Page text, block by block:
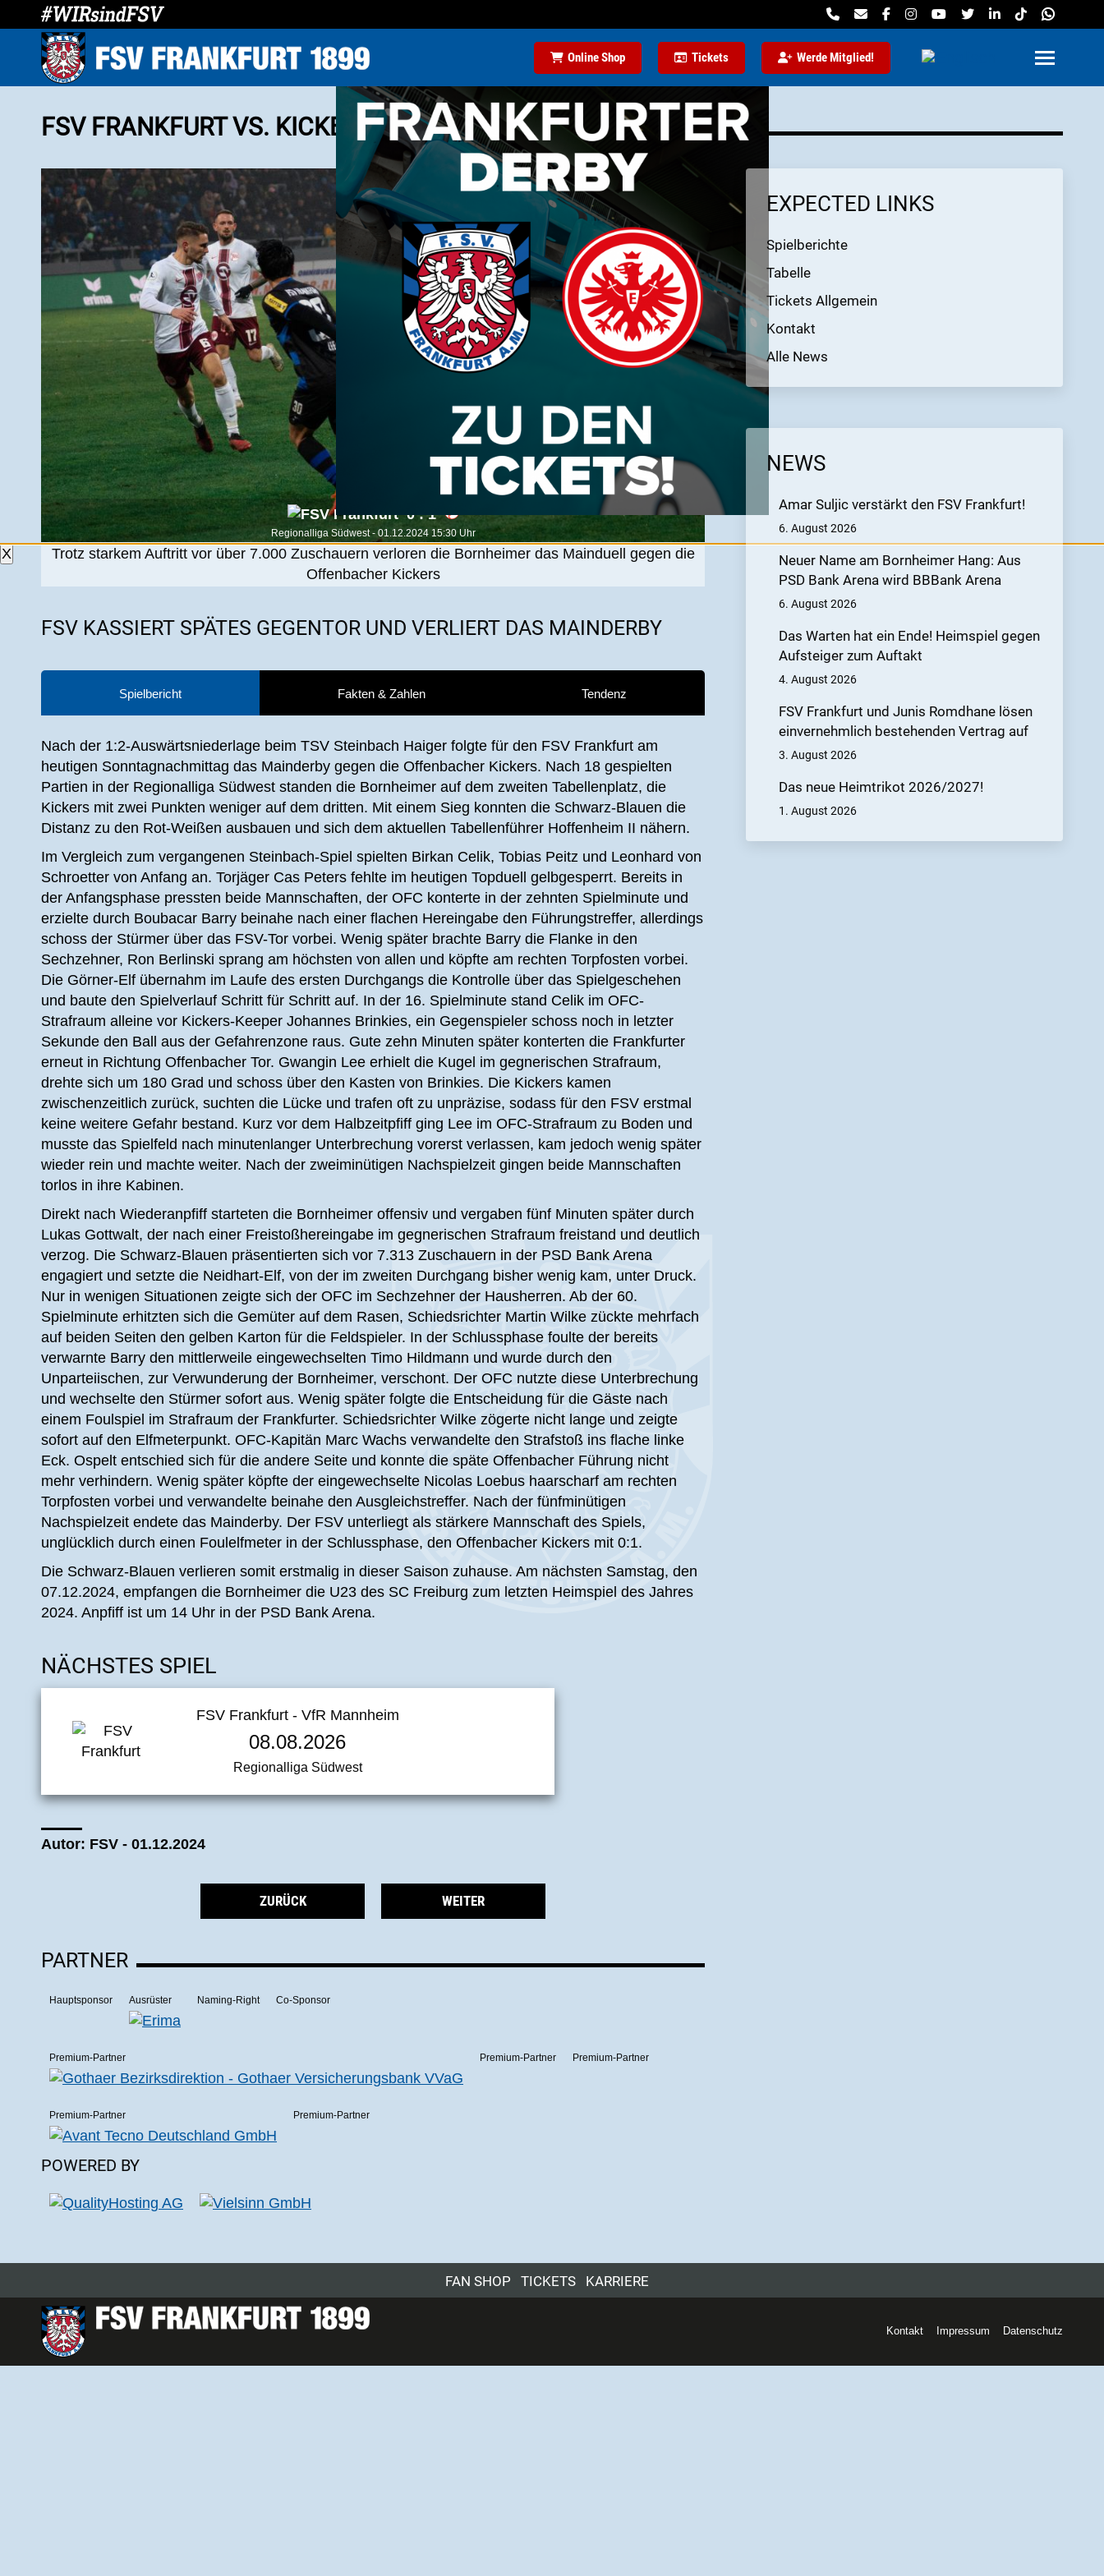
Online Shop Tickets Werde Mitglied!
FSV FRANKFURT VS. KICKERS OFFENBACH 0:1
0 : 1
Regionalliga Südwest - 01.12.2024 15:30 Uhr
Trotz starkem Auftritt vor über 7.000 Zuschauern verloren die Bornheimer das Mainduell gegen die
Offenbacher Kickers
FSV KASSIERT SPÄTES GEGENTOR UND VERLIERT DAS MAINDERBY
Spielbericht Fakten & Zahlen Tendenz
Nach der 1:2-Auswärtsniederlage beim TSV Steinbach Haiger folgte für den FSV Frankfurt am
heutigen Sonntagnachmittag das Mainderby gegen die Offenbacher Kickers. Nach 18 gespielten
Partien in der Regionalliga Südwest standen die Bornheimer auf dem zweiten Tabellenplatz, die
Kickers mit zwei Punkten weniger auf dem dritten. Mit einem Sieg konnten die Schwarz-Blauen die
Distanz zu den Rot-Weißen ausbauen und sich dem aktuellen Tabellenführer Hoffenheim II nähern.
Im Vergleich zum vergangenen Steinbach-Spiel spielten Birkan Celik, Tobias Peitz und Leonhard von
Schroetter von Anfang an. Torjäger Cas Peters fehlte im heutigen Topduell gelbgesperrt. Bereits in
der Anfangsphase pressten beide Mannschaften, der OFC konterte in der zehnten Spielminute und
erzielte durch Boubacar Barry beinahe nach einer flachen Hereingabe den Führungstreffer, allerdings
schoss der Stürmer über das FSV-Tor vorbei. Wenig später brachte Barry die Flanke in den
Sechzehner, Ron Berlinski sprang am höchsten von allen und köpfte am rechten Torpfosten vorbei.
Die Görner-Elf übernahm im Laufe des ersten Durchgangs die Kontrolle über das Spielgeschehen
und baute den Spielverlauf Schritt für Schritt auf. In der 16. Spielminute stand Celik im OFC-
Strafraum alleine vor Kickers-Keeper Johannes Brinkies, ein Gegenspieler schoss noch in letzter
Sekunde den Ball aus der Gefahrenzone raus. Gute zehn Minuten später konterten die Frankfurter
erneut in Richtung Offenbacher Tor. Gwangin Lee erhielt die Kugel im gegnerischen Strafraum,
drehte sich um 180 Grad und schoss über den Kasten von Brinkies. Die Kickers kamen
zwischenzeitlich zurück, suchten die Lücke und trafen oft zu unpräzise, sodass für den FSV erstmal
keine weitere Gefahr bestand. Kurz vor dem Halbzeitpfiff ging Lee im OFC-Strafraum zu Boden und
musste das Spielfeld nach minutenlanger Unterbrechung vorerst verlassen, kam jedoch wenig später
wieder rein und machte weiter. Nach der zweiminütigen Nachspielzeit gingen beide Mannschaften
torlos in ihre Kabinen.
Direkt nach Wiederanpfiff starteten die Bornheimer offensiv und vergaben fünf Minuten später durch
Lukas Gottwalt, der nach einer Freistoßhereingabe im gegnerischen Strafraum freistand und deutlich
verzog. Die Schwarz-Blauen präsentierten sich vor 7.313 Zuschauern in der PSD Bank Arena
engagiert und setzte die Neidhart-Elf, von der im zweiten Durchgang bisher wenig kam, unter Druck.
Nur in wenigen Situationen zeigte sich der OFC im Sechzehner der Hausherren. Ab der 60.
Spielminute erhitzten sich die Gemüter auf dem Rasen, Schiedsrichter Martin Wilke zückte mehrfach
auf beiden Seiten den gelben Karton für die Feldspieler. In der Schlussphase foulte der bereits
verwarnte Barry den mittlerweile eingewechselten Timo Hildmann und wurde durch den
Unparteiischen, zur Verwunderung der Bornheimer, verschont. Der OFC nutzte diese Unterbrechung
und wechselte den Stürmer sofort aus. Wenig später folgte die Entscheidung für die Gäste nach
einem Foulspiel im Strafraum der Frankfurter. Schiedsrichter Wilke zögerte nicht lange und zeigte
sofort auf den Elfmeterpunkt. OFC-Kapitän Marc Wachs verwandelte den Strafstoß ins flache linke
Eck. Ospelt entschied sich für die andere Seite und konnte die späte Offenbacher Führung nicht
mehr verhindern. Wenig später köpfte der eingewechselte Nicolas Loebus haarscharf am rechten
Torpfosten vorbei und verwandelte beinahe den Ausgleichstreffer. Nach der fünfminütigen
Nachspielzeit endete das Mainderby. Der FSV unterliegt als stärkere Mannschaft des Spiels,
unglücklich durch einen Foulelfmeter in der Schlussphase, den Offenbacher Kickers mit 0:1.
Die Schwarz-Blauen verlieren somit erstmalig in dieser Saison zuhause. Am nächsten Samstag, den
07.12.2024, empfangen die Bornheimer die U23 des SC Freiburg zum letzten Heimspiel des Jahres
2024. Anpfiff ist um 14 Uhr in der PSD Bank Arena.
NÄCHSTES SPIEL
FSV Frankfurt - VfR Mannheim
08.08.2026
Regionalliga Südwest
Autor: FSV - 01.12.2024
ZURÜCK WEITER
PARTNER
Hauptsponsor Ausrüster Naming-Right Co-Sponsor
Premium-Partner Premium-Partner Premium-Partner
Premium-Partner Premium-Partner
POWERED BY
EXPECTED LINKS
Spielberichte
Tabelle
Tickets Allgemein
Kontakt
Alle News
NEWS
Amar Suljic verstärkt den FSV Frankfurt!
6. August 2026
Neuer Name am Bornheimer Hang: Aus
PSD Bank Arena wird BBBank Arena
6. August 2026
Das Warten hat ein Ende! Heimspiel gegen
Aufsteiger zum Auftakt
4. August 2026
FSV Frankfurt und Junis Romdhane lösen
einvernehmlich bestehenden Vertrag auf
3. August 2026
Das neue Heimtrikot 2026/2027!
1. August 2026
FAN SHOP TICKETS KARRIERE
Kontakt Impressum Datenschutz
X